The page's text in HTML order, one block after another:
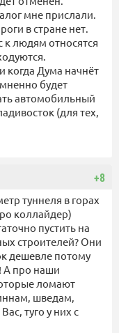
мне прислали.
в стране нет.
к людям относятся
когда Дума начнёт
будет
автомобильный
(для тех,
+8
туннеля в горах
коллайдер)
пустить на
строителей? Они
дешевле потому
А про наши
ломают
шведам,
туго у них с